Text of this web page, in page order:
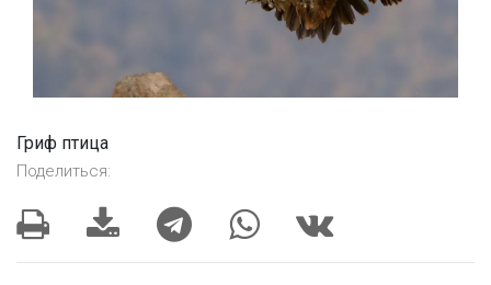
Гриф птица
Поделиться: